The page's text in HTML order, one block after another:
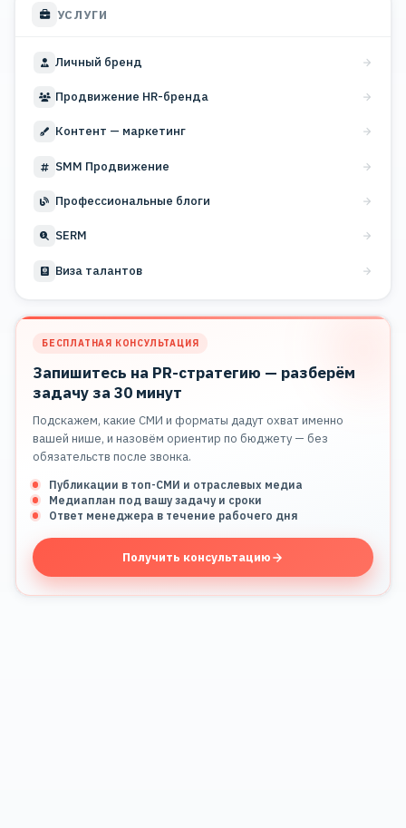
УСЛУГИ
Личный бренд
Продвижение HR-бренда
Контент — маркетинг
SMM Продвижение
Профессиональные блоги
SERM
Виза талантов
БЕСПЛАТНАЯ КОНСУЛЬТАЦИЯ
Запишитесь на PR-стратегию — разберём
задачу за 30 минут
Подскажем, какие СМИ и форматы дадут охват именно
вашей нише, и назовём ориентир по бюджету — без
обязательств после звонка.
Публикации в топ-СМИ и отраслевых медиа
Медиаплан под вашу задачу и сроки
Ответ менеджера в течение рабочего дня
Получить консультацию